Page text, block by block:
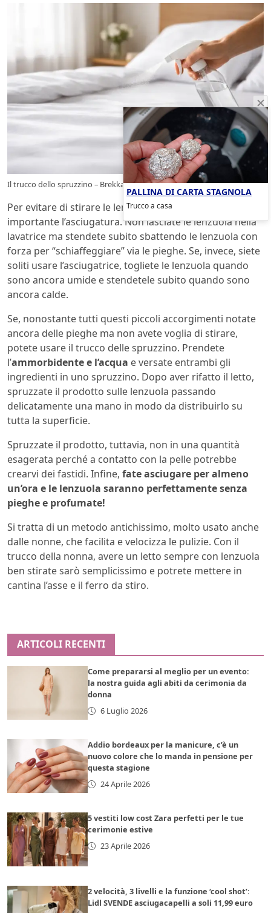
Il trucco dello spruzzino – Brekka.it
Per evitare di stirare le lenzuola, poi, è anche
importante l’asciugatura. Non lasciate le lenzuola nella
lavatrice ma stendete subito sbattendo le lenzuola con
forza per “schiaffeggiare” via le pieghe. Se, invece, siete
soliti usare l’asciugatrice, togliete le lenzuola quando
sono ancora umide e stendetele subito quando sono
ancora calde.
Se, nonostante tutti questi piccoli accorgimenti notate
ancora delle pieghe ma non avete voglia di stirare,
potete usare il trucco delle spruzzino. Prendete
l’ammorbidente e l’acqua e versate entrambi gli
ingredienti in uno spruzzino. Dopo aver rifatto il letto,
spruzzate il prodotto sulle lenzuola passando
delicatamente una mano in modo da distribuirlo su
tutta la superficie.
Spruzzate il prodotto, tuttavia, non in una quantità
esagerata perché a contatto con la pelle potrebbe
crearvi dei fastidi. Infine, fate asciugare per almeno
un’ora e le lenzuola saranno perfettamente senza
pieghe e profumate!
Si tratta di un metodo antichissimo, molto usato anche
dalle nonne, che facilita e velocizza le pulizie. Con il
trucco della nonna, avere un letto sempre con lenzuola
ben stirate sarò semplicissimo e potrete mettere in
cantina l’asse e il ferro da stiro.
ARTICOLI RECENTI
Come prepararsi al meglio per un evento:
la nostra guida agli abiti da cerimonia da
donna
6 Luglio 2026
Addio bordeaux per la manicure, c’è un
nuovo colore che lo manda in pensione per
questa stagione
24 Aprile 2026
5 vestiti low cost Zara perfetti per le tue
cerimonie estive
23 Aprile 2026
2 velocità, 3 livelli e la funzione ‘cool shot’:
Lidl SVENDE asciugacapelli a soli 11,99 euro
PALLINA DI CARTA STAGNOLA
Trucco a casa